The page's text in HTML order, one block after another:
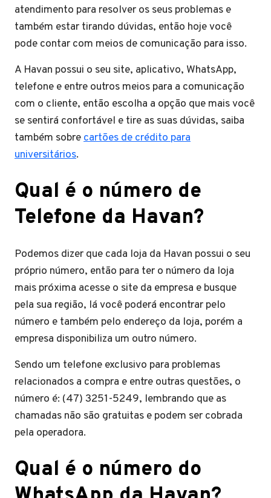
atendimento para resolver os seus problemas e
também estar tirando dúvidas, então hoje você
pode contar com meios de comunicação para isso.
A Havan possui o seu site, aplicativo, WhatsApp,
telefone e entre outros meios para a comunicação
com o cliente, então escolha a opção que mais você
se sentirá confortável e tire as suas dúvidas, saiba
também sobrecartões de crédito para
universitários.
Qual é o número de
Telefone da Havan?
Podemos dizer que cada loja da Havan possui o seu
próprio número, então para ter o número da loja
mais próxima acesse o site da empresa e busque
pela sua região, lá você poderá encontrar pelo
número e também pelo endereço da loja, porém a
empresa disponibiliza um outro número.
Sendo um telefone exclusivo para problemas
relacionados a compra e entre outras questões, o
número é: (47) 3251-5249, lembrando que as
chamadas não são gratuitas e podem ser cobrada
pela operadora.
Qual é o número do